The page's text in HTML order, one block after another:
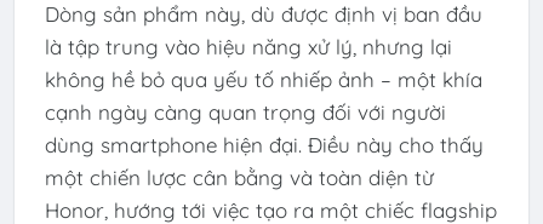
Dòng sản phẩm này, dù được định vị ban đầu
là tập trung vào hiệu năng xử lý, nhưng lại
không hề bỏ qua yếu tố nhiếp ảnh – một khía
cạnh ngày càng quan trọng đối với người
dùng smartphone hiện đại. Điều này cho thấy
một chiến lược cân bằng và toàn diện từ
Honor, hướng tới việc tạo ra một chiếc flagship